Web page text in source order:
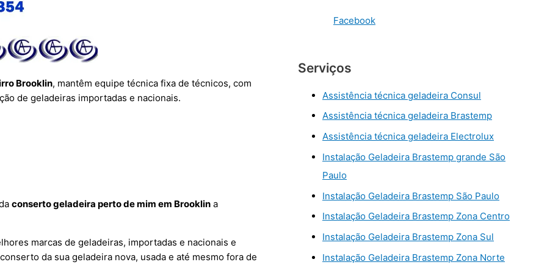
Brooklin, mantêm equipe técnica fixa de técnicos, com
de geladeiras importadas e nacionais.
conserto geladeira perto de mim em Brooklin a
marcas de geladeiras, importadas e nacionais e
da sua geladeira nova, usada e até mesmo fora de
Facebook
Serviços
Assistência técnica geladeira Consul
Assistência técnica geladeira Brastemp
Assistência técnica geladeira Electrolux
Instalação Geladeira Brastemp grande São
Paulo
Instalação Geladeira Brastemp São Paulo
Instalação Geladeira Brastemp Zona Centro
Instalação Geladeira Brastemp Zona Sul
Instalação Geladeira Brastemp Zona Norte